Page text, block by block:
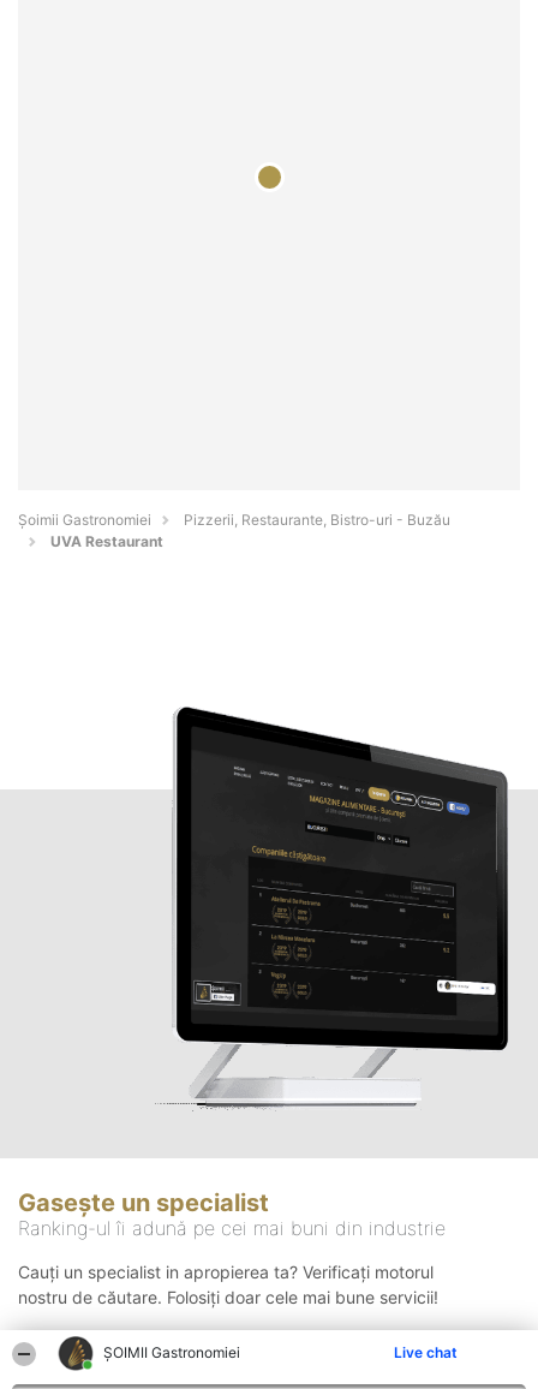
ȘOIMII Gastronomiei Live chat
Șoimii Gastronomiei
Pizzerii, Restaurante, Bistro-uri - Buzău
UVA Restaurant
Gasește un specialist
Ranking-ul îi adună pe cei mai buni din industrie
Cauți un specialist in apropierea ta? Verificați motorul
nostru de căutare. Folosiți doar cele mai bune servicii!